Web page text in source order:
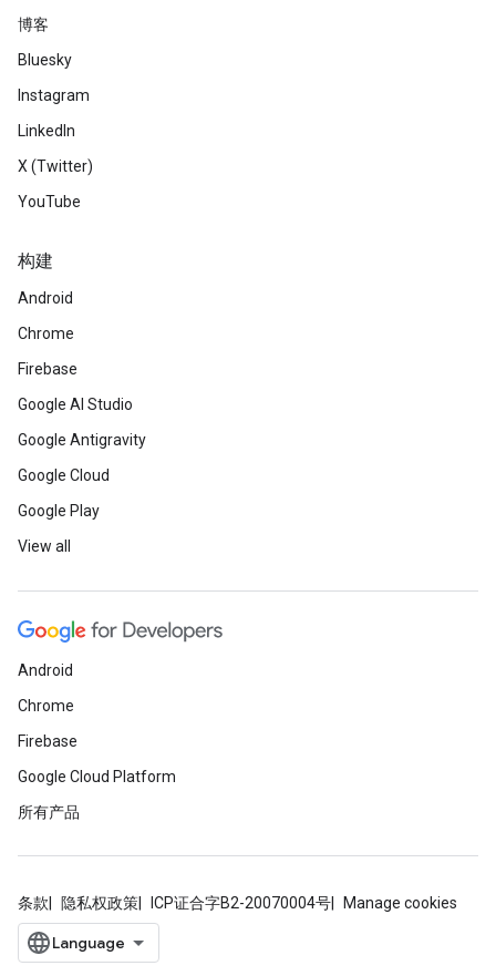
博客
Bluesky
Instagram
LinkedIn
X (Twitter)
YouTube
构建
Android
Chrome
Firebase
Google AI Studio
Google Antigravity
Google Cloud
Google Play
View all
Android
Chrome
Firebase
Google Cloud Platform
所有产品
条款 隐私权政策 ICP证合字B2-20070004号 Manage cookies